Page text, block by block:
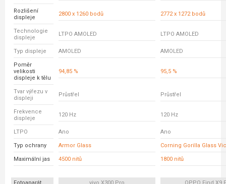
Rozlišení
displeje
2800 x 1260 bodů 2772 x 1272 bodů
Technologie
displeje
LTPO AMOLED LTPO AMOLED
Typ displeje AMOLED AMOLED
Poměr
velikosti
displeje k tělu
94,85 % 95,5 %
Tvar výřezu v
displeji
Průstřel Průstřel
Frekvence
displeje
120 Hz 120 Hz
LTPO Ano Ano
Typ ochrany Armor Glass Corning Gorilla Glass
Maximální jas 4500 nitů 1800 nitů